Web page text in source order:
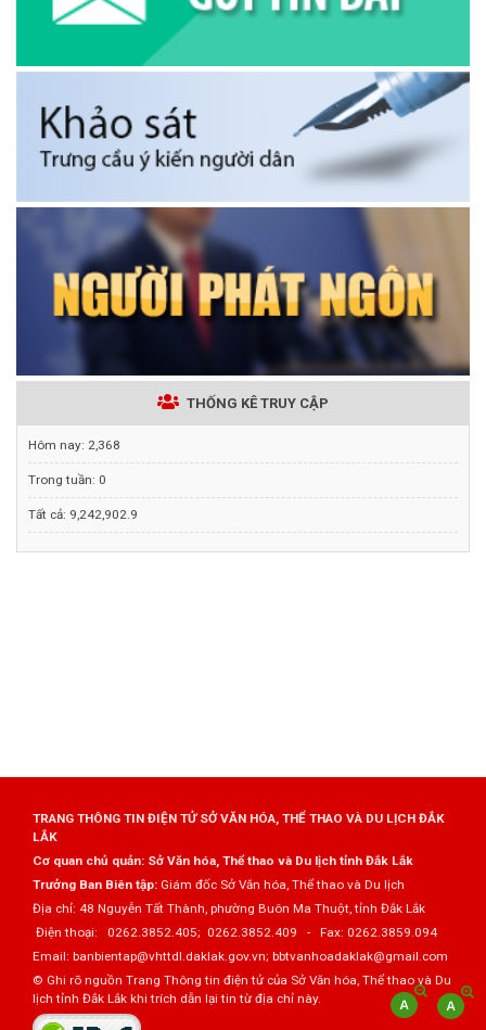
THỐNG KÊ TRUY CẬP
Hôm nay: 2,368
Trong tuần: 0
Tất cả: 9,242,902.9
TRANG THÔNG TIN ĐIỆN TỬ SỞ VĂN HÓA, THỂ THAO VÀ DU LỊCH ĐẮK
LẮK
Cơ quan chủ quản: Sở Văn hóa, Thể thao và Du lịch tỉnh Đắk Lắk
Trưởng Ban Biên tập: Giám đốc Sở Văn hóa, Thể thao và Du lịch
Địa chỉ: 48 Nguyễn Tất Thành, phường Buôn Ma Thuột, tỉnh Đắk Lắk
Điện thoại: 0262.3852.405; 0262.3852.409 - Fax: 0262.3859.094
Email: banbientap@vhttdl.daklak.gov.vn; bbtvanhoadaklak@gmail.com
© Ghi rõ nguồn Trang Thông tin điện tử của Sở Văn hóa, Thể thao và Du
lịch tỉnh Đắk Lắk khi trích dẫn lại tin từ địa chỉ này.